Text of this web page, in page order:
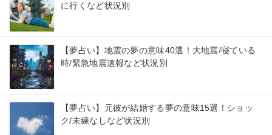
に行くなど状況別
【夢占い】地震の夢の意味40選！大地震/寝ている
時/緊急地震速報など状況別
【夢占い】元彼が結婚する夢の意味15選！ショッ
ク/未練なしなど状況別